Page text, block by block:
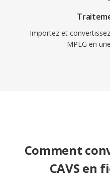
Importez et
MPEG en
Comment
CAVS en